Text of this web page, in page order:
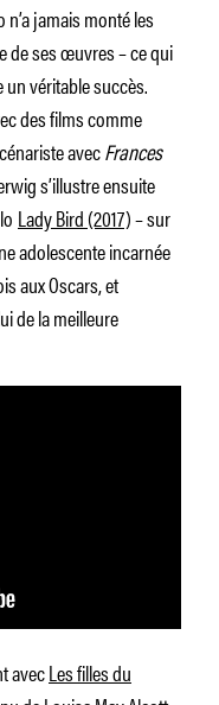
jamais monté les
de ses œuvres – ce qui
véritable succès.
des films comme
avecFrances
s’illustre ensuite
Lady Bird(2017)– sur
adolescente incarnée
aux Oscars, et
de la meilleure
avecLes filles du